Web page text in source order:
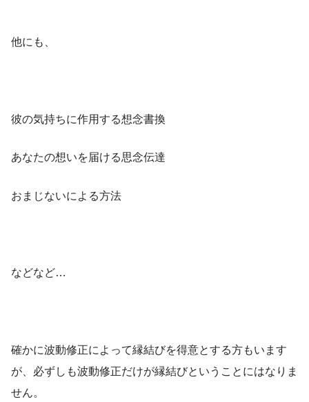
他にも、
彼の気持ちに作用する想念書換
あなたの想いを届ける思念伝達
おまじないによる方法
などなど…
確かに波動修正によって縁結びを得意とする方もいます
が、必ずしも波動修正だけが縁結びということにはなりま
せん。